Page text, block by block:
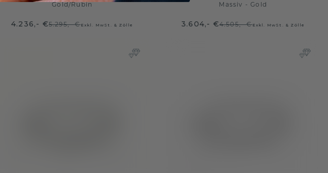
Gold/Rubin
4.236,- €5.295,- €Exkl. MwSt. & Zölle
Massiv - Gold
3.604,- €4.505,- €Exkl. MwSt. & Zölle